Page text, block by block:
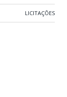
LICITAÇÕES